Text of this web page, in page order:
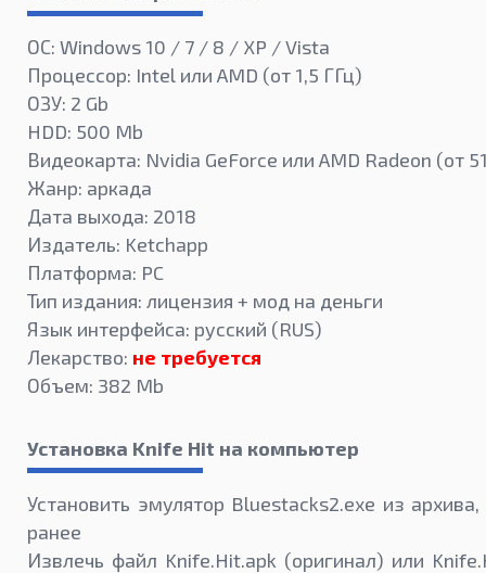
ОС: Windows 10 / 7 / 8 / XP / Vista
Процессор: Intel или AMD (от 1,5 ГГц)
ОЗУ: 2 Gb
HDD: 500 Mb
Видеокарта: Nvidia GeForce или AMD Radeon (от
Жанр: аркада
Дата выхода: 2018
Издатель: Ketchapp
Платформа: PC
Тип издания: лицензия + мод на деньги
Язык интерфейса: русский (RUS)
Лекарство: не требуется
Объем: 382 Mb
Установка Knife Hit на компьютер
Установить эмулятор Bluestacks2.exe из
ранее
Извлечь файл Knife.Hit.apk (оригинал) или